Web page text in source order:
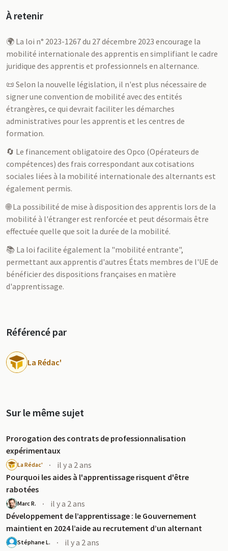
À retenir
🌍 La loi n° 2023-1267 du 27 décembre 2023 encourage la
mobilité internationale des apprentis en simplifiant le cadre
juridique des apprentis et professionnels en alternance.
📜 Selon la nouvelle législation, il n'est plus nécessaire de
signer une convention de mobilité avec des entités
étrangères, ce qui devrait faciliter les démarches
administratives pour les apprentis et les centres de
formation.
🔄 Le financement obligatoire des Opco (Opérateurs de
compétences) des frais correspondant aux cotisations
sociales liées à la mobilité internationale des alternants est
également permis.
🌐 La possibilité de mise à disposition des apprentis lors de la
mobilité à l'étranger est renforcée et peut désormais être
effectuée quelle que soit la durée de la mobilité.
📚 La loi facilite également la "mobilité entrante",
permettant aux apprentis d'autres États membres de l'UE de
bénéficier des dispositions françaises en matière
d'apprentissage.
Référencé par
La Rédac'
Sur le même sujet
Prorogation des contrats de professionnalisation
expérimentaux
La Rédac' ·
il y a 2 ans
Pourquoi les aides à l'apprentissage risquent d'être
rabotées
Marc R. ·
il y a 2 ans
Développement de l’apprentissage : le Gouvernement
maintient en 2024 l’aide au recrutement d’un alternant
Stéphane L. ·
il y a 2 ans